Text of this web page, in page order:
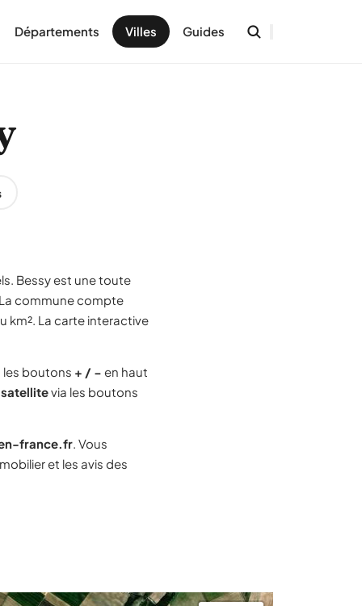
Départements Villes Guides
Bessy est une toute
commune compte
km². La carte interactive
les boutons + / − en haut
via les boutons
france.fr. Vous
et les avis des